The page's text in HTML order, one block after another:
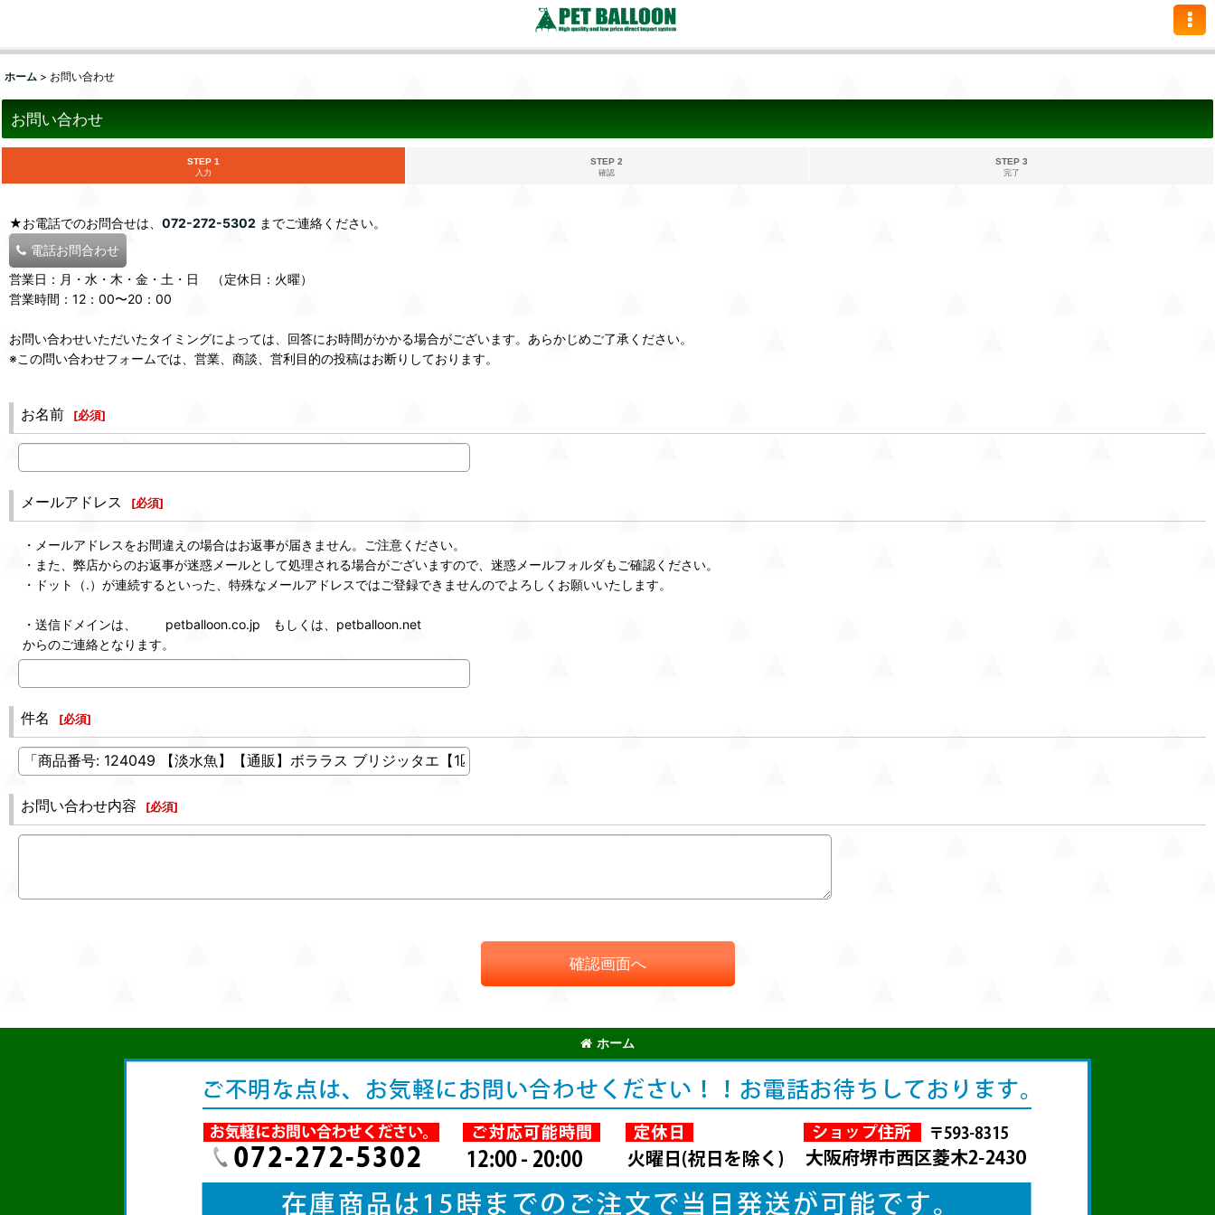
ホーム > お問い合わせ
お問い合わせ
STEP 1
入力
STEP 2
確認
STEP 3
完了
★お電話でのお問合せは、 072-272-5302 までご連絡ください。
電話お問合わせ
営業日：月・水・木・金・土・日 （定休日：火曜）
営業時間：12：00〜20：00
お問い合わせいただいたタイミングによっては、回答にお時間がかかる場合がございます。あらかじめご了承ください。
※この問い合わせフォームでは、営業、商談、営利目的の投稿はお断りしております。
お名前 [必須]
メールアドレス [必須]
・メールアドレスをお間違えの場合はお返事が届きません。ご注意ください。
・また、弊店からのお返事が迷惑メールとして処理される場合がございますので、迷惑メールフォルダもご確認ください。
・ドット（.）が連続するといった、特殊なメールアドレスではご登録できませんのでよろしくお願いいたします。
・送信ドメインは、 petballoon.co.jp もしくは、petballoon.net
からのご連絡となります。
件名 [必須]
お問い合わせ内容 [必須]
確認画面へ
ホーム